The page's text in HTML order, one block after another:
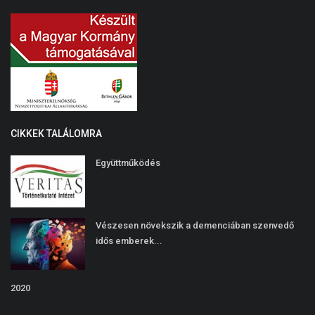
CIKKEK TALÁLOMRA
Együttműködés
Vészesen növekszik a demenciában szenvedő
idős emberek...
2020